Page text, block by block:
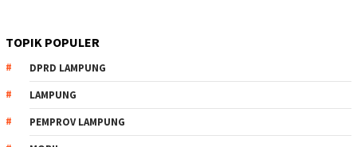
TOPIK POPULER
DPRD LAMPUNG
LAMPUNG
PEMPROV LAMPUNG